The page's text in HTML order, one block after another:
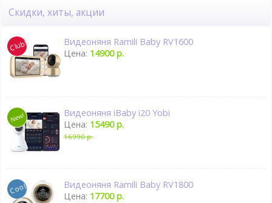
Скидки, хиты, акции
Видеоняня Ramili Baby RV1600
Цена: 14900 р.
Видеоняня iBaby i20 Yobi
Цена: 15490 р.
16990 р.
Видеоняня Ramili Baby RV1800
Цена: 17700 р.